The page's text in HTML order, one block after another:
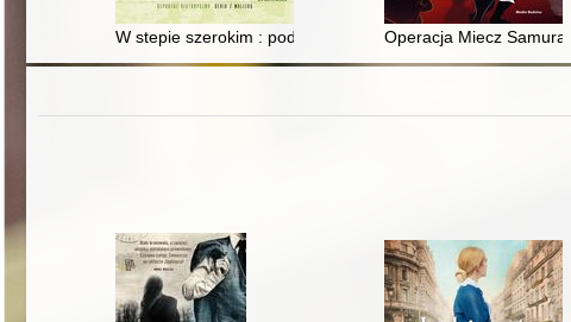
W stepie szerokim : podróż po ukraińskich kresach
Operacja Miecz Samuraja